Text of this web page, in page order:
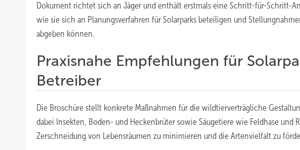
Dokument richtet sich an Jäger und enthält erstmals eine Schritt-für-Schritt-
wie sie sich an Planungsverfahren für Solarparks beteiligen und
abgeben können.
Praxisnahe Empfehlungen für
Betreiber
Die Broschüre stellt konkrete Maßnahmen für die wildtierverträgliche
dabei Insekten, Boden- und Heckenbrüter sowie Säugetiere wie Feldhase und
Zerschneidung von Lebensräumen zu minimieren und die Artenvielfalt zu